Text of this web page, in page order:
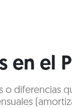
en el
o diferencias